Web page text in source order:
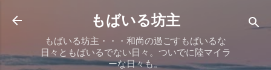
スキップしてメイン コンテンツに移動
もばいる坊主
もばいる坊主・・・和尚の過ごすもばいるな
日々ともばいるでない日々。ついでに陸マイラ
ーな日々も。